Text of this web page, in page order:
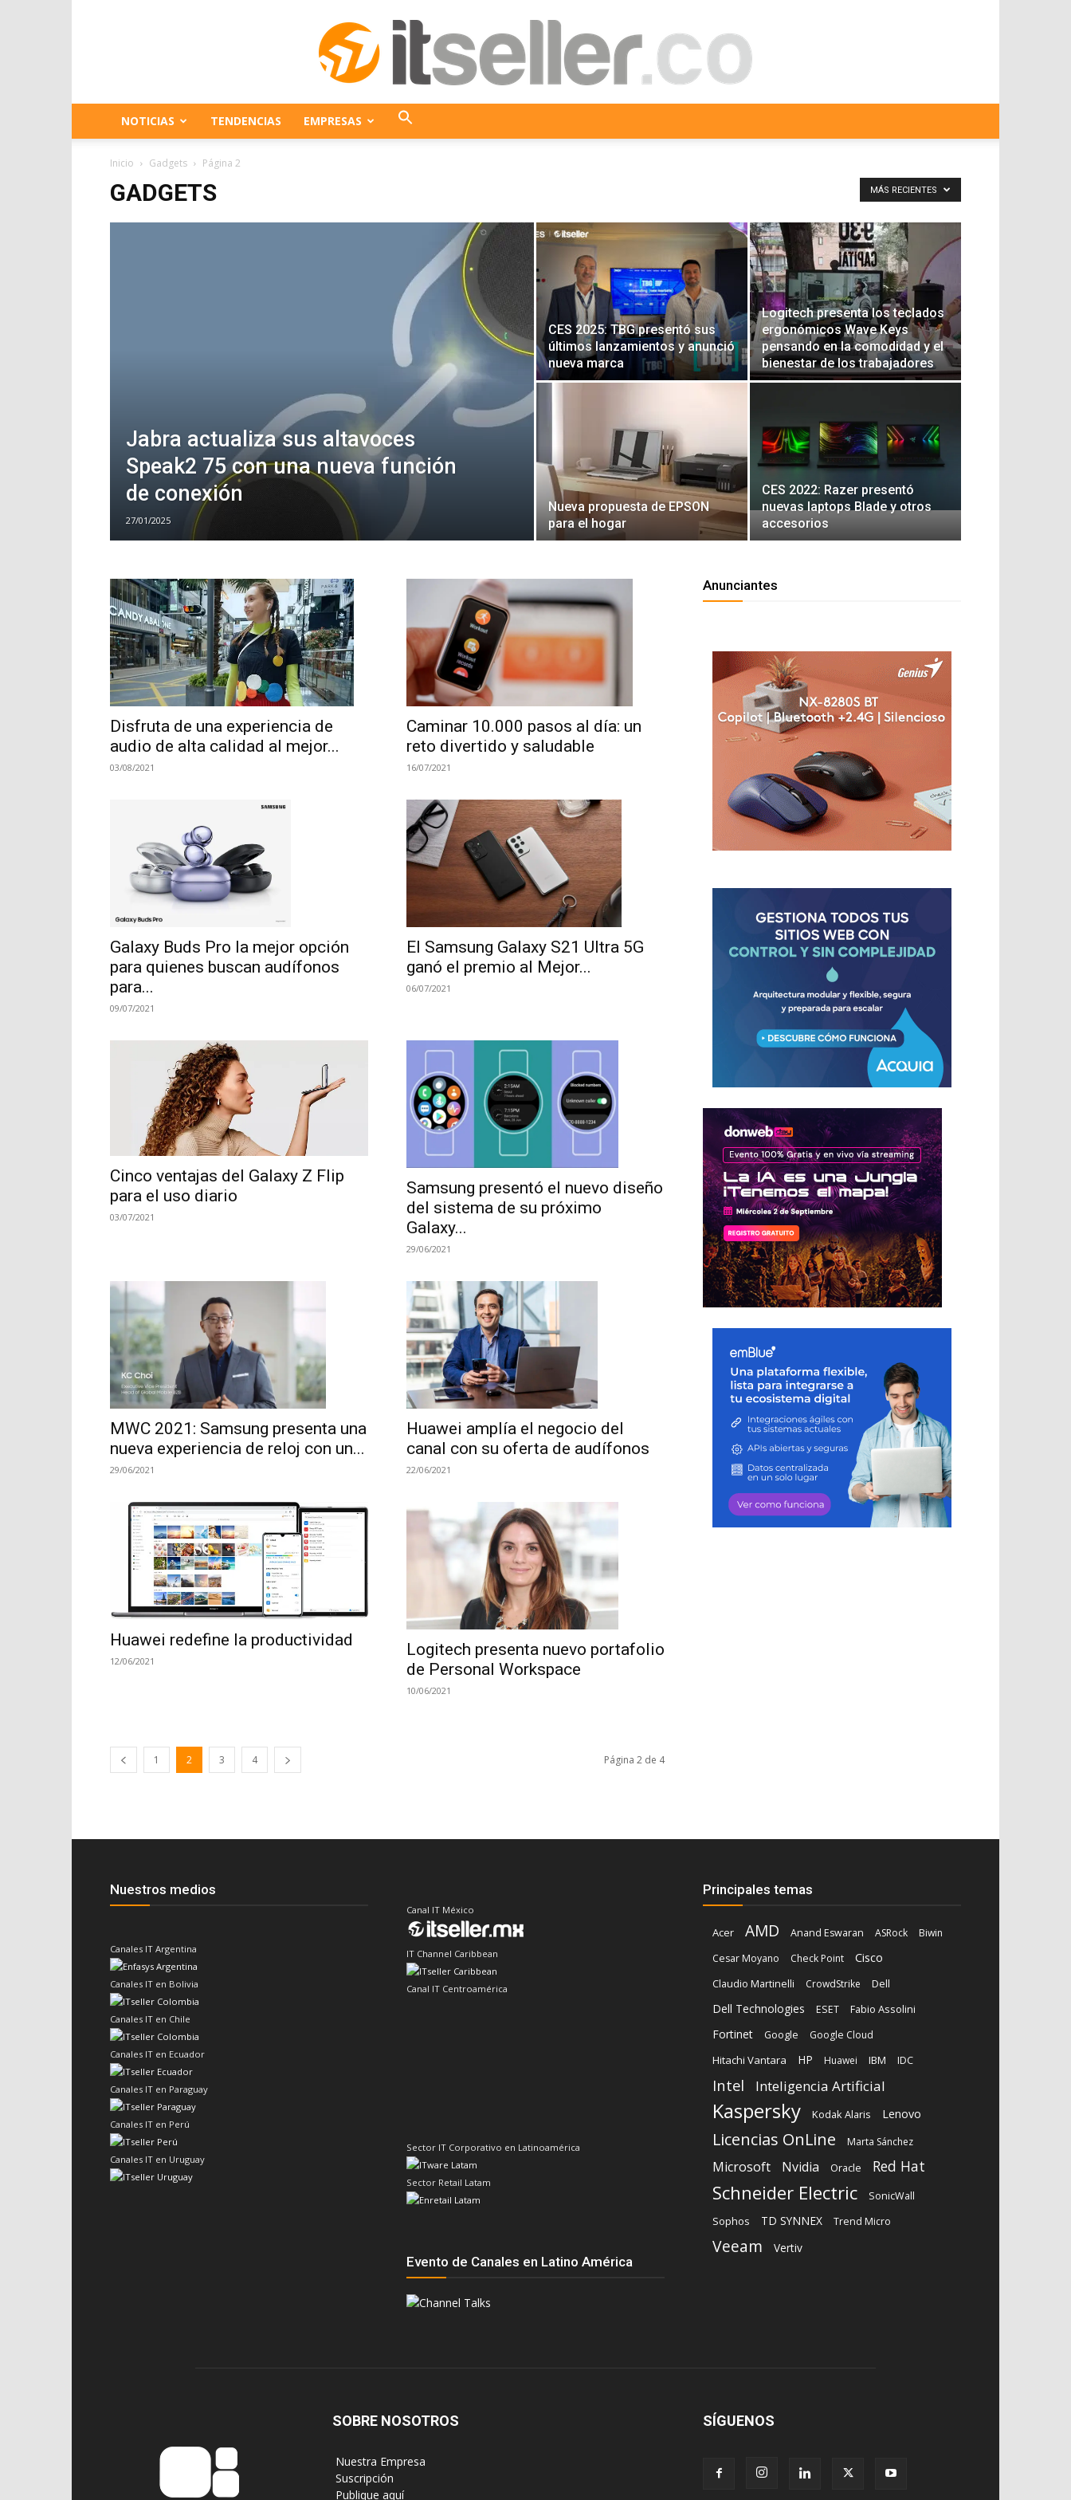
ITseller
Colombia
NOTICIAS TENDENCIAS EMPRESAS
Inicio Gadgets Página 2
GADGETS MÁS RECIENTES
Jabra actualiza sus altavoces
Speak2 75 con una nueva función
de conexión
27/01/2025
CES 2025: TBG presentó sus
últimos lanzamientos y anunció
nueva marca
Logitech presenta los teclados
ergonómicos Wave Keys
pensando en la comodidad y el
bienestar de los trabajadores
Nueva propuesta de EPSON
para el hogar
CES 2022: Razer presentó
nuevas laptops Blade y otros
accesorios
Disfruta de una experiencia de
audio de alta calidad al mejor...
03/08/2021
Caminar 10.000 pasos al día: un
reto divertido y saludable
16/07/2021
Galaxy Buds Pro la mejor opción
para quienes buscan audífonos
para...
09/07/2021
El Samsung Galaxy S21 Ultra 5G
ganó el premio al Mejor...
06/07/2021
Cinco ventajas del Galaxy Z Flip
para el uso diario
03/07/2021
Samsung presentó el nuevo diseño
del sistema de su próximo
Galaxy...
29/06/2021
MWC 2021: Samsung presenta una
nueva experiencia de reloj con un...
29/06/2021
Huawei amplía el negocio del
canal con su oferta de audífonos
22/06/2021
Huawei redefine la productividad
12/06/2021
Logitech presenta nuevo portafolio
de Personal Workspace
10/06/2021
1 2 3 4 Página 2 de 4
Anunciantes
Nuestros medios
Canales IT Argentina
Canales IT en Bolivia
Canales IT en Chile
Canales IT en Ecuador
Canales IT en Paraguay
Canales IT en Perú
Canales IT en Uruguay
Canal IT México
IT Channel Caribbean
Canal IT Centroamérica
Sector IT Corporativo en Latinoamérica
Sector Retail Latam
Evento de Canales en Latino América
Principales temas
Acer AMD Anand Eswaran ASRock
Biwin
Cesar Moyano
Check Point Cisco
Claudio Martinelli CrowdStrike Dell
Dell Technologies ESET Fabio Assolini
Fortinet Google Google Cloud
Hitachi Vantara HP Huawei IBM IDC
Intel Inteligencia Artificial
Kaspersky Kodak Alaris Lenovo
Licencias OnLine Marta Sánchez
Microsoft Nvidia Oracle Red Hat
Schneider Electric SonicWall
Sophos TD SYNNEX Trend Micro
Veeam Vertiv
SOBRE NOSOTROS
‎ Nuestra Empresa
‎ Suscripción
‎ Publique aquí
SÍGUENOS